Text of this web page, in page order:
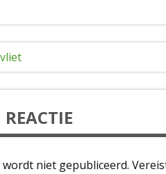
REACTIE
wordt niet gepubliceerd.